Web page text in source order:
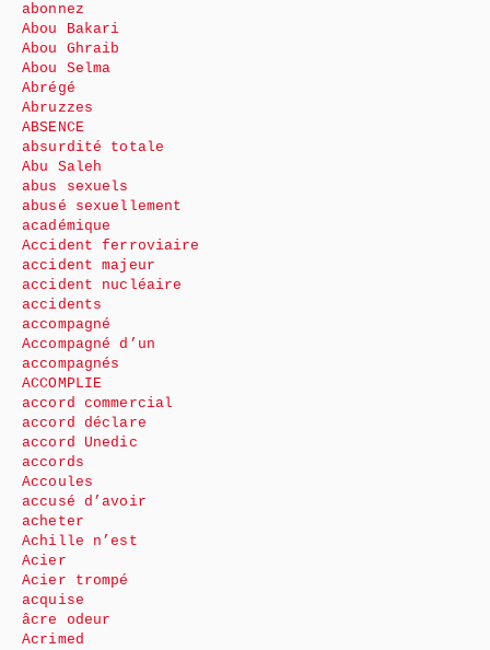
abonnez
Abou Bakari
Abou Ghraib
Abou Selma
Abrégé
Abruzzes
ABSENCE
absurdité totale
Abu Saleh
abus sexuels
abusé sexuellement
académique
Accident ferroviaire
accident majeur
accident nucléaire
accidents
accompagné
Accompagné d’un
accompagnés
ACCOMPLIE
accord commercial
accord déclare
accord Unedic
accords
Accoules
accusé d’avoir
acheter
Achille n’est
Acier
Acier trompé
acquise
âcre odeur
Acrimed